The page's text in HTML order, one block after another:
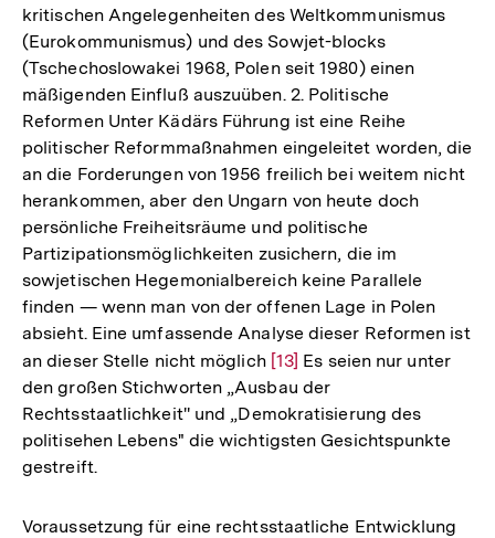
kritischen Angelegenheiten des Weltkommunismus
(Eurokommunismus) und des Sowjet-blocks
(Tschechoslowakei 1968, Polen seit 1980) einen
mäßigenden Einfluß auszuüben. 2. Politische
Reformen Unter Kädärs Führung ist eine Reihe
politischer Reformmaßnahmen eingeleitet worden, die
an die Forderungen von 1956 freilich bei weitem nicht
herankommen, aber den Ungarn von heute doch
persönliche Freiheitsräume und politische
Partizipationsmöglichkeiten zusichern, die im
sowjetischen Hegemonialbereich keine Parallele
finden — wenn man von der offenen Lage in Polen
absieht. Eine umfassende Analyse dieser Reformen ist
an dieser Stelle nicht möglich Zur
Auflösung
der
Fußnote
[13] Es seien nur unter
den großen Stichworten „Ausbau der
Rechtsstaatlichkeit'' und „Demokratisierung des
politisehen Lebens" die wichtigsten Gesichtspunkte
gestreift.
Voraussetzung für eine rechtsstaatliche Entwicklung